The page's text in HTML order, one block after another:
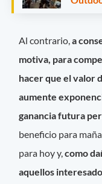
Al contrario,a
motiva, para
hacer que el valor
aumente
ganancia futura
beneficio para
para hoy y,como
aquellos